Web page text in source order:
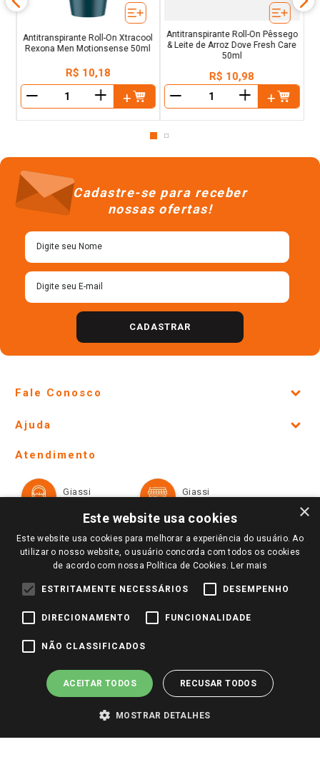
Antitranspirante Roll-On Xtracool
Rexona Men Motionsense 50ml
R$ 10,18
＋
Antitranspirante Roll-On Pêssego
& Leite de Arroz Dove Fresh Care
50ml
R$ 10,98
＋
Cadastre-se para receber
nossas ofertas!
CADASTRAR
Fale Conosco
Lojas Físicas e Horários
Ofertas
Televendas
Notícias
Perguntas frequentes
Identidade Visual
Ajuda
Formas de Pagamento
Trocas e Devoluções
Atendimento
Giassi
Giassi
Redes Sociais
Pagamento e Segurança
×
Este website usa cookies
Este website usa cookies para melhorar a experiência do usuário. Ao
utilizar o nosso website, o usuário concorda com todos os cookies
de acordo com nossa Política de Cookies. Ler mais
ESTRITAMENTE NECESSÁRIOS DESEMPENHO
DIRECIONAMENTO FUNCIONALIDADE
NÃO CLASSIFICADOS
ACEITAR TODOS RECUSAR TODOS
MOSTRAR DETALHES